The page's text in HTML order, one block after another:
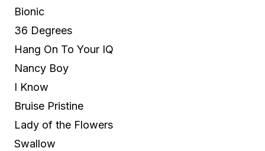
Bionic
36 Degrees
Hang On To Your IQ
Nancy Boy
I Know
Bruise Pristine
Lady of the Flowers
Swallow